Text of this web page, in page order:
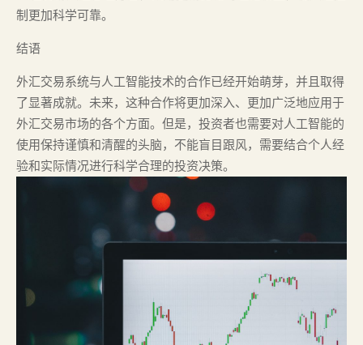
制更加科学可靠。
结语
外汇交易系统与人工智能技术的合作已经开始萌芽，并且取得
了显著成就。未来，这种合作将更加深入、更加广泛地应用于
外汇交易市场的各个方面。但是，投资者也需要对人工智能的
使用保持谨慎和清醒的头脑，不能盲目跟风，需要结合个人经
验和实际情况进行科学合理的投资决策。